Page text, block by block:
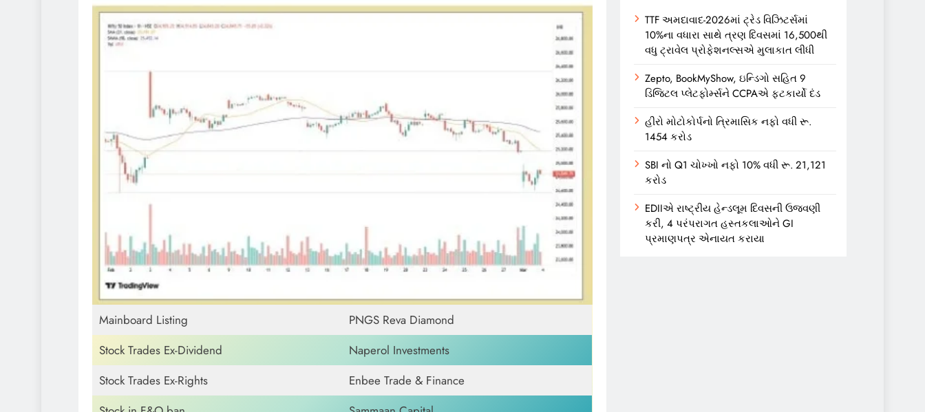
Mainboard Listing
PNGS Reva Diamond
Stock Trades Ex-Dividend
Naperol Investments
Stock Trades Ex-Rights
Enbee Trade & Finance
TTF અમદાવાદ-2026માં ટ્રેડ વિઝિટર્સમાં
10%ના વધારા સાથે ત્રણ દિવસમાં 16,500થી
વધુ ટ્રાવેલ પ્રોફેશનલ્સએ મુલાકાત લીધી
Zepto, BookMyShow, ઇન્ડિગો સહિત 9
ડિજિટલ પ્લેટફોર્મ્સને CCPAએ ફટકાર્યો દંડ
હીરો મોટોકોર્પનો ત્રિમાસિક નફો વધી રૂ.
1454 કરોડ
SBI નો Q1 ચોખ્ખો નફો 10% વધી રૂ. 21,121
કરોડ
EDIIએ રાષ્ટ્રીય હેન્ડલૂમ દિવસની ઉજવણી
કરી, 4 પરંપરાગત હસ્તકલાઓને GI
પ્રમાણપત્ર એનાયત કરાયા